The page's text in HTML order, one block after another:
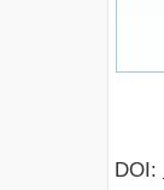
DOI: